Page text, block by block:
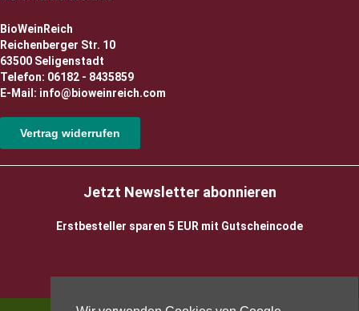
BioWeinReich
Reichenberger Str. 10
63500 Seligenstadt
Telefon: 06182 - 8435859
E-Mail: info@bioweinreich.com
Vertrag widerrufen
Jetzt Newsletter abonnieren
Erstbesteller sparen 5 EUR mit Gutscheincode